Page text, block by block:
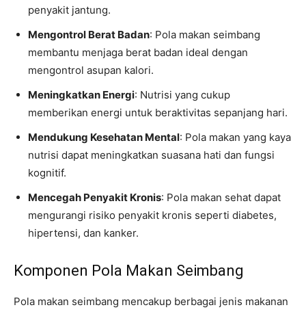
penyakit jantung.
Mengontrol Berat Badan: Pola makan seimbang
membantu menjaga berat badan ideal dengan
mengontrol asupan kalori.
Meningkatkan Energi: Nutrisi yang cukup
memberikan energi untuk beraktivitas sepanjang hari.
Mendukung Kesehatan Mental: Pola makan yang kaya
nutrisi dapat meningkatkan suasana hati dan fungsi
kognitif.
Mencegah Penyakit Kronis: Pola makan sehat dapat
mengurangi risiko penyakit kronis seperti diabetes,
hipertensi, dan kanker.
Komponen Pola Makan Seimbang
Pola makan seimbang mencakup berbagai jenis makanan